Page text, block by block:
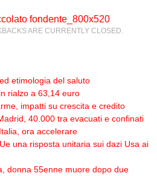
ARE CURRENTLY CLOSED.
etimologia del saluto
rialzo a 63,14 euro
impatti su crescita e credito
40.000 tra evacuati e confinati
ora accelerare
una risposta unitaria sui dazi Usa ai
donna 55enne muore dopo due